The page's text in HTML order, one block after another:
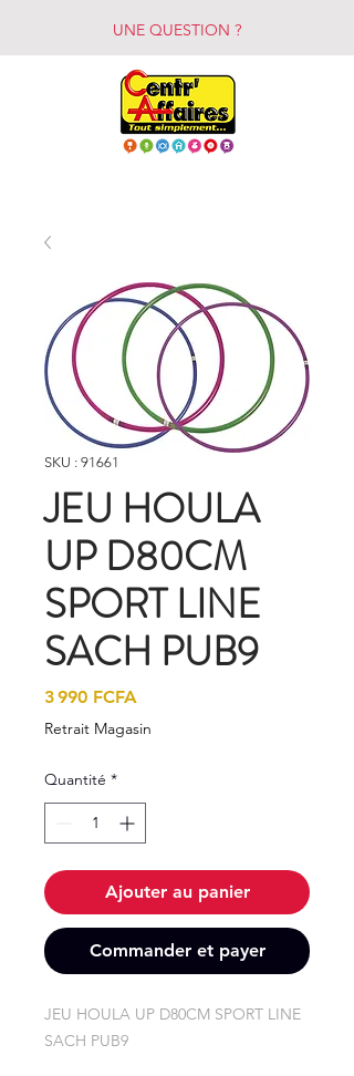
UNE QUESTION ?
SKU : 91661
JEU HOULA
UP D80CM
SPORT LINE
SACH PUB9
3 990 FCFA
Retrait Magasin
Quantité *
Ajouter au panier
Commander et payer
JEU HOULA UP D80CM SPORT LINE
SACH PUB9